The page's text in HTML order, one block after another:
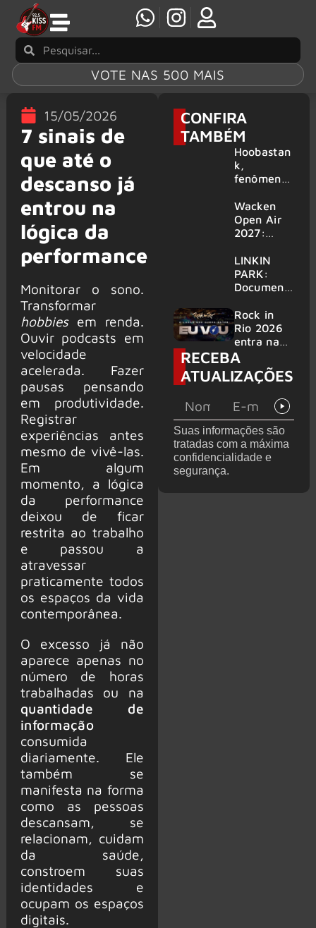
VOTE NAS 500 MAIS
15/05/2026
7 sinais de
que até o
descanso já
entrou na
lógica da
performance
Monitorar o sono.
Transformar
hobbiesem renda.
Ouvir podcasts em
velocidade
acelerada. Fazer
pausas pensando
em produtividade.
Registrar
experiências antes
mesmo de vivê-las.
Em algum
momento, a lógica
da performance
deixou de ficar
restrita ao trabalho
e passou a
atravessar
praticamente todos
os espaços da vida
contemporânea.
O excesso já não
aparece apenas no
número de horas
trabalhadas ou na
quantidade de
informação
consumida
diariamente. Ele
também se
manifesta na forma
como as pessoas
descansam, se
relacionam, cuidam
da saúde,
constroem suas
identidades e
ocupam os espaços
digitais.
CONFIRA
TAMBÉM
Hoobastan
k,
fenômeno
rock anos
2000,
volta ao
6 shows
Wacken
Open Air
2027:
amplia
line-up e
já
mais de 50
bandas
LINKIN
PARK:
Document
‘Unshatter’
e álbum ao
vivo são
anunciados
Rock in
Rio 2026
entra na
reta final
com
Cidade do
montagem
acelerada
e line-up
completo
confirmad
RECEBA
ATUALIZAÇÕES
Suas informações são
tratadas com a máxima
confidencialidade e
segurança.